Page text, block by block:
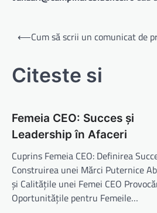
Navigare
articole
⟵Cum să scrii un comunicat de
Citeste si
Femeia CEO: Succes și
Leadership în Afaceri
Cuprins Femeia CEO: Definirea
Construirea unei Mărci Puternice
și Calitățile unei Femei CEO
Oportunitățile pentru Femeile…